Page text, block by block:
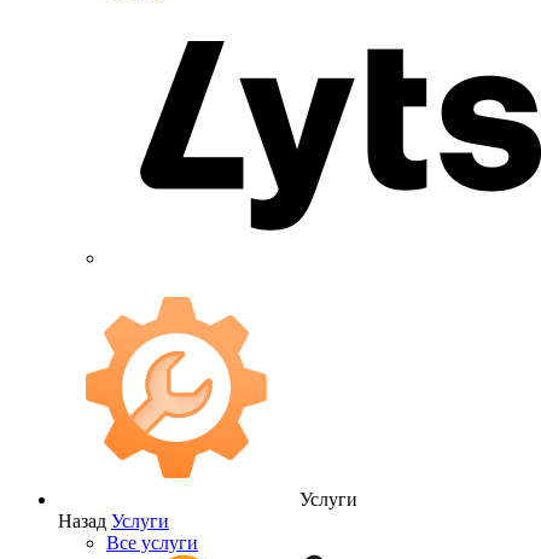
Услуги
Назад Услуги
Все услуги